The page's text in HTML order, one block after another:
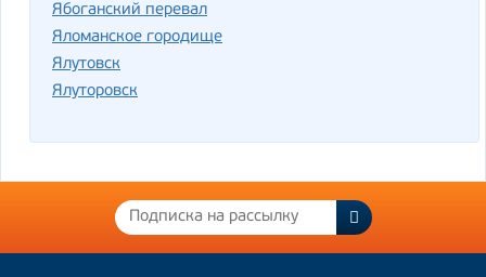
Ябоганский перевал
Яломанское городище
Ялутовск
Ялуторовск